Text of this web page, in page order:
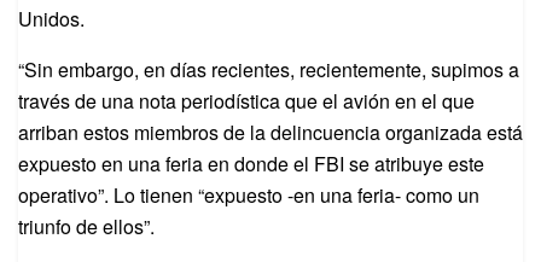
Unidos.
“Sin embargo, en días recientes, recientemente, supimos a
través de una nota periodística que el avión en el que
arriban estos miembros de la delincuencia organizada está
expuesto en una feria en donde el FBI se atribuye este
operativo”. Lo tienen “expuesto -en una feria- como un
triunfo de ellos”.